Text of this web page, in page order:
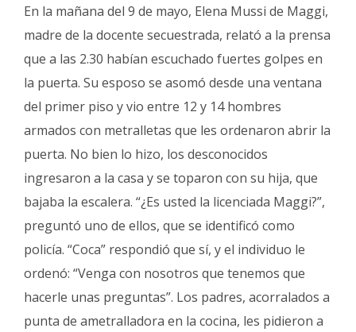
En la mañana del 9 de mayo, Elena Mussi de Maggi,
madre de la docente secuestrada, relató a la prensa
que a las 2.30 habían escuchado fuertes golpes en
la puerta. Su esposo se asomó desde una ventana
del primer piso y vio entre 12 y 14 hombres
armados con metralletas que les ordenaron abrir la
puerta. No bien lo hizo, los desconocidos
ingresaron a la casa y se toparon con su hija, que
bajaba la escalera. “¿Es usted la licenciada Maggi?”,
preguntó uno de ellos, que se identificó como
policía. “Coca” respondió que sí, y el individuo le
ordenó: “Venga con nosotros que tenemos que
hacerle unas preguntas”. Los padres, acorralados a
punta de ametralladora en la cocina, les pidieron a